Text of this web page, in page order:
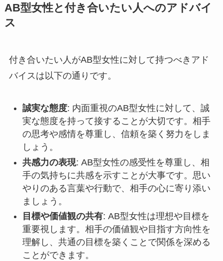
AB型女性と付き合いたい人へのアドバイ
ス
付き合いたい人がAB型女性に対して持つべきアド
バイスは以下の通りです。
誠実な態度: 内面重視のAB型女性に対して、誠
実な態度を持って接することが大切です。相手
の思考や感情を尊重し、信頼を築く努力をしま
しょう。
共感力の表現: AB型女性の感受性を尊重し、相
手の気持ちに共感を示すことが大事です。思い
やりのある言葉や行動で、相手の心に寄り添い
ましょう。
目標や価値観の共有: AB型女性は理想や目標を
重要視します。相手の価値観や目指す方向性を
理解し、共通の目標を築くことで関係を深める
ことができます。